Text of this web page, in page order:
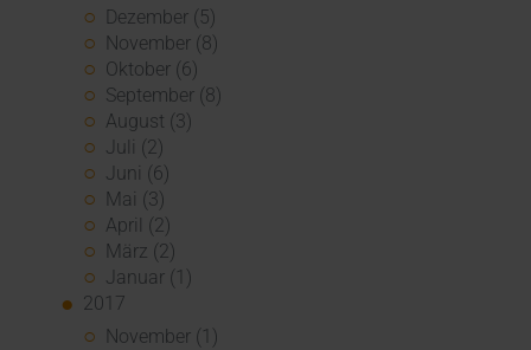
Dezember (5)
November (8)
Oktober (6)
September (8)
August (3)
Juli (2)
Juni (6)
Mai (3)
April (2)
März (2)
Januar (1)
2017
November (1)